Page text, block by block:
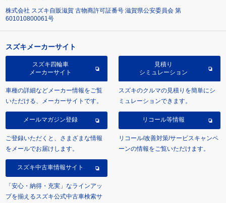
株式会社 スズキ自販滋賀 古物商許可証番号 滋賀県公安委員会 第
601010800061号
スズキメーカーサイト
スズキ四輪車
メーカーサイト
車種の詳細などメーカー情報をご覧
いただける、メーカーサイトです。
見積り
シミュレーション
スズキのクルマの見積りを簡単にシ
ミュレーションできます。
メールマガジン登録
ご登録いただくと、さまざまな情報
をメールでお届けします。
リコール等情報
リコール/改善対策/サービスキャンペ
ーンの情報をご覧いただけます。
スズキ中古車情報サイト
「安心・納得・充実」なラインアッ
プを揃えるスズキ公式中古車検索サ